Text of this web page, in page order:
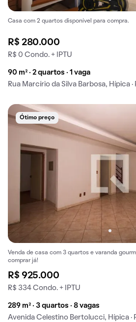
Casa com 2 quartos disponível para compra.
R$ 280.000
R$ 0 Condo. + IPTU
90 m² · 2 quartos · 1 vaga
Rua Marcírio da Silva Barbosa, Hípica
Ótimo preço
Venda de casa com 3 quartos e varanda
comprar já!
R$ 925.000
R$ 334 Condo. + IPTU
289 m² · 3 quartos · 8 vagas
Avenida Celestino Bertolucci, Hípica ·